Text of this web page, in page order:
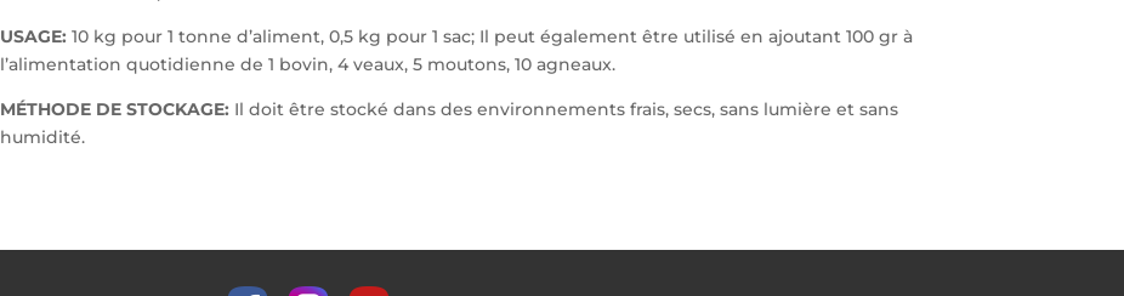
USAGE: 10 kg pour 1 tonne d’aliment, 0,5 kg pour 1 sac; Il peut également être utilisé en ajoutant 100 gr à
l’alimentation quotidienne de 1 bovin, 4 veaux, 5 moutons, 10 agneaux.
MÉTHODE DE STOCKAGE: Il doit être stocké dans des environnements frais, secs, sans lumière et sans
humidité.